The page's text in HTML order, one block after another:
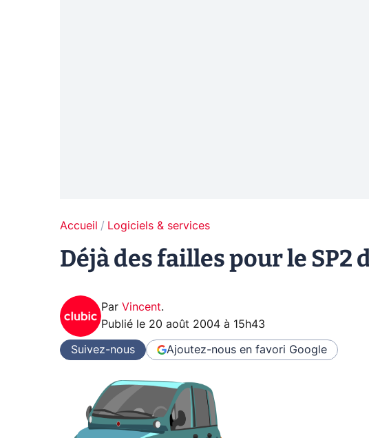
Accueil Logiciels & services
Déjà des failles pour le SP2
Par Vincent.
Publié le 20 août 2004 à 15h43
Suivez-nous Ajoutez-nous en favori Google